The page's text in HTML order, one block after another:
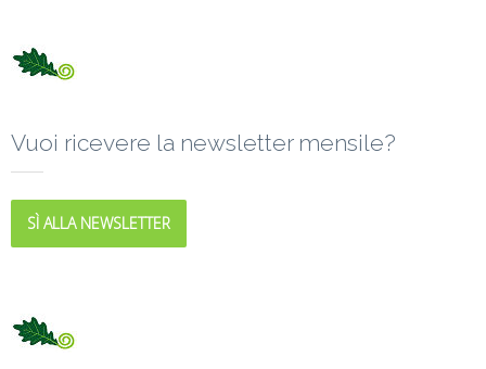
Vuoi ricevere la newsletter mensile?
SÌ ALLA NEWSLETTER